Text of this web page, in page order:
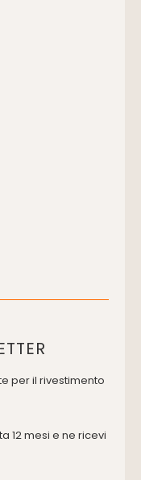
per il rivestimento
12 mesi e ne ricevi